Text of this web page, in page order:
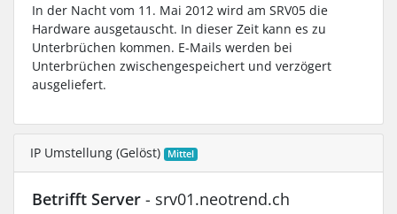
In der Nacht vom 11. Mai 2012 wird am SRV05 die
Hardware ausgetauscht. In dieser Zeit kann es zu
Unterbrüchen kommen. E-Mails werden bei
Unterbrüchen zwischengespeichert und verzögert
ausgeliefert.
IP Umstellung (Gelöst) Mittel
Betrifft Server - srv01.neotrend.ch